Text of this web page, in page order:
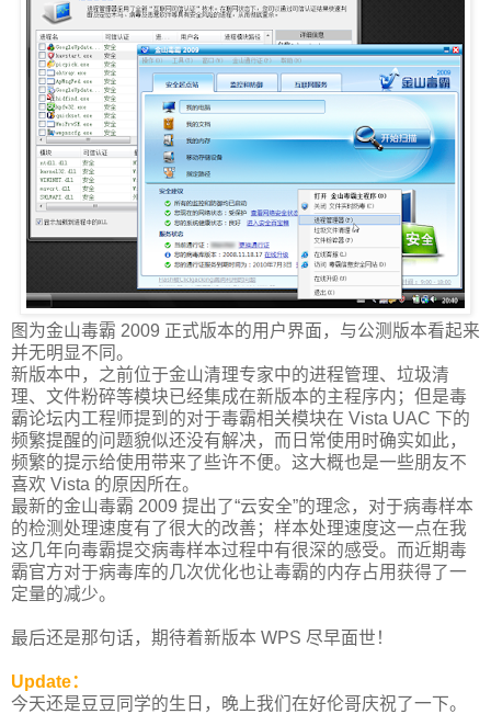
图为金山毒霸 2009 正式版本的用户界面，与公测版本看起来
并无明显不同。
新版本中，之前位于金山清理专家中的进程管理、垃圾清
理、文件粉碎等模块已经集成在新版本的主程序内；但是毒
霸论坛内工程师提到的对于毒霸相关模块在 Vista UAC 下的
频繁提醒的问题貌似还没有解决，而日常使用时确实如此，
频繁的提示给使用带来了些许不便。这大概也是一些朋友不
喜欢 Vista 的原因所在。
最新的金山毒霸 2009 提出了“云安全”的理念，对于病毒样本
的检测处理速度有了很大的改善；样本处理速度这一点在我
这几年向毒霸提交病毒样本过程中有很深的感受。而近期毒
霸官方对于病毒库的几次优化也让毒霸的内存占用获得了一
定量的减少。
最后还是那句话，期待着新版本 WPS 尽早面世！
Update：
今天还是豆豆同学的生日，晚上我们在好伦哥庆祝了一下。